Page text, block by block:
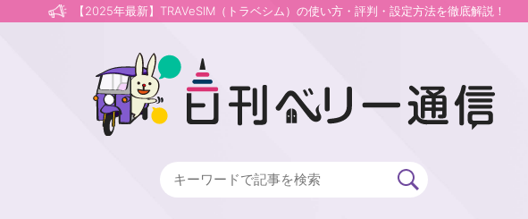
【2025年最新】TRAVeSIM（トラベシム）の使い方・評判・設定方法を徹底解説！